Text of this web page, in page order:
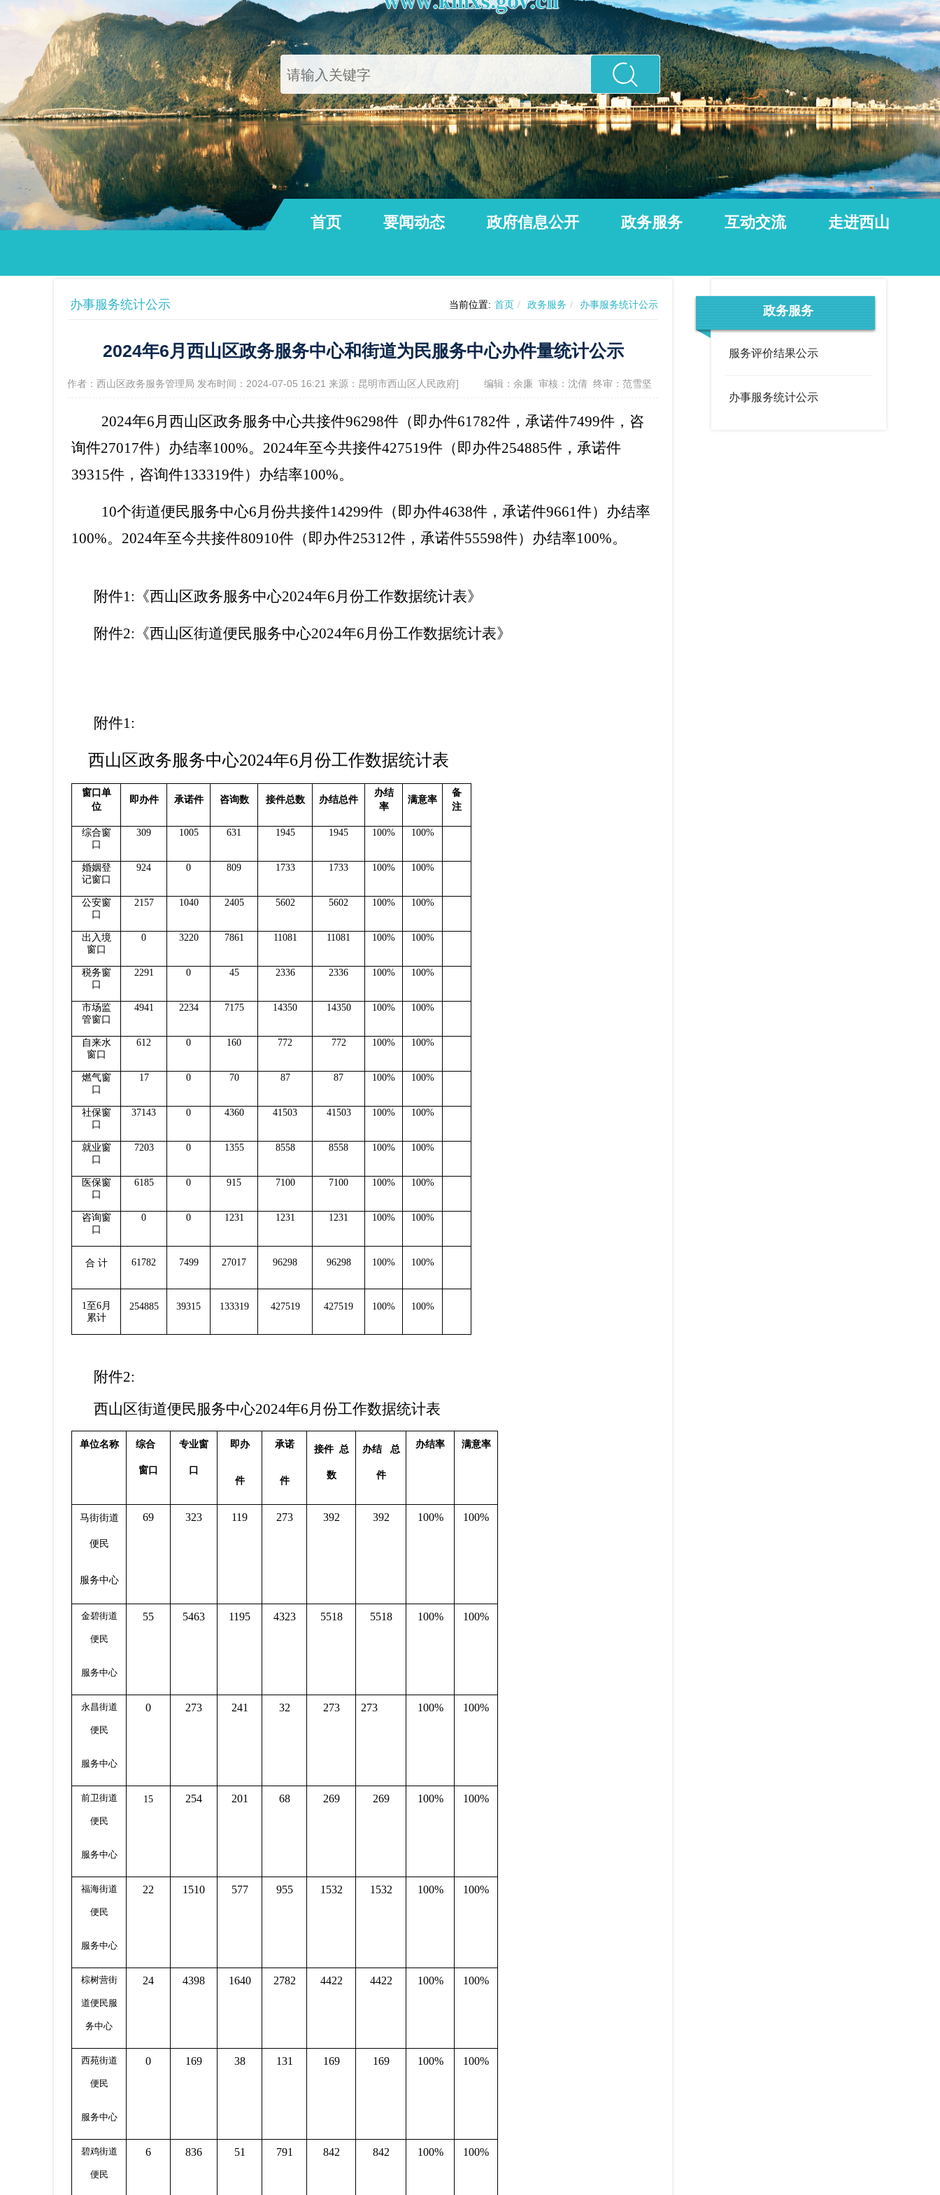
首页 要闻动态 政府信息公开 政务服务 互动交流 走进西山
法定主动公开内容
政府信息公开年报 依申请公开 服务评价结果公示
办事服务统计公示
景点荟萃
办事服务统计公示 当前位置: 首页 / 政务服务 / 办事服务统计公示
2024年6月西山区政务服务中心和街道为民服务中心办件量统计公示
[作者：西山区政务服务管理局 发布时间：2024-07-05 16:21 来源：昆明市西山区人民政府] 编辑：余廉 审核：沈倩 终审：范雪坚
2024年6月西山区政务服务中心共接件96298件 （即办件61782件，承诺件7499件，咨
询件27017件）办结率100%。2024年至今共接件427519件（即办件254885件，承诺件
39315件，咨询件133319件）办结率100%。
10个街道便民服务中心6月份共接件14299件 （即办件4638件，承诺件9661件）办结率
100%。2024年至今共接件80910件（即办件25312件，承诺件55598件）办结率100%。
附件1: 《西山区政务服务中心2024年6月份工作数据统计表》
附件2: 《西山区街道便民服务中心2024年6月份工作数据统计表》
附件1:
西山区政务服务中心2024年6月份工作数据统计表
窗口单
位
即办件 承诺件 咨询数 接件总数 办结总件
办结
率
满意率
备
注
综合窗
口
309 1005 631 1945 1945 100% 100%
婚姻登
记窗口
924 0 809 1733 1733 100% 100%
公安窗
口
2157 1040 2405 5602 5602 100% 100%
出入境
窗口
0 3220 7861 11081 11081 100% 100%
税务窗
口
2291 0 45 2336 2336 100% 100%
市场监
管窗口
4941 2234 7175 14350 14350 100% 100%
自来水
窗口
612 0 160 772 772 100% 100%
燃气窗
口
17 0 70 87 87 100% 100%
社保窗
口
37143 0 4360 41503 41503 100% 100%
就业窗
口
7203 0 1355 8558 8558 100% 100%
医保窗
口
6185 0 915 7100 7100 100% 100%
咨询窗
口
0 0 1231 1231 1231 100% 100%
合 计 61782 7499 27017 96298 96298 100% 100%
1至6月
累计
254885 39315 133319 427519 427519 100% 100%
附件2:
西山区街道便民服务中心2024年6月 份工作数据统计表
单位名称 综合
窗口
专业窗
口
即办
件
承诺
件
接件 总
数
办结 总
件
办结率 满意率
马街街道
便 民
服务中心
69 323 119 273 392 392 100% 100%
金碧街道
便 民
服务中心
55 5463 1195 4323 5518 5518 100% 100%
永昌街道
便 民
服务中心
0 273 241 32 273 273 100% 100%
前卫街道
便 民
服务中心
15 254 201 68 269 269 100% 100%
福海街道
便 民
服务中心
22 1510 577 955 1532 1532 100% 100%
棕树营街
道便 民服
务中心
24 4398 1640 2782 4422 4422 100% 100%
西苑街道
便 民
服务中心
0 169 38 131 169 169 100% 100%
碧鸡街道
便 民
6 836 51 791 842 842 100% 100%
政务服务
服务评价结果公示
办事服务统计公示